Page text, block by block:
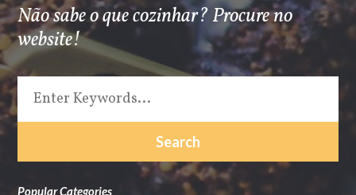
Não sabe o que cozinhar? Procure no
website!
Popular Categories